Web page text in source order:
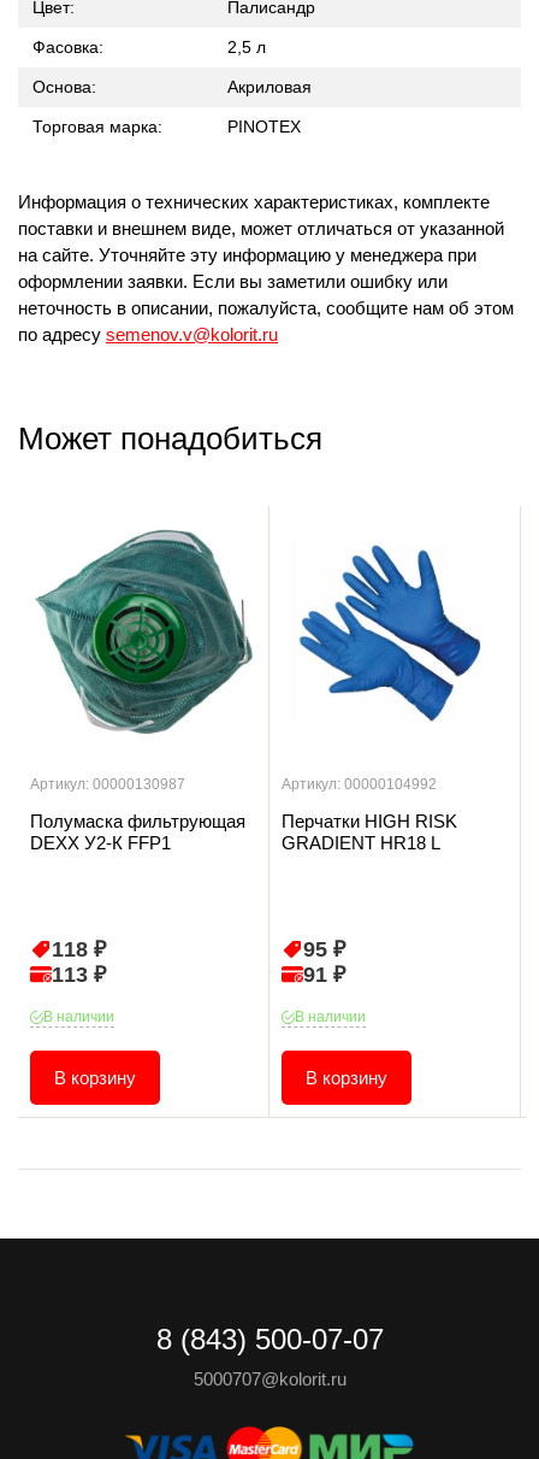
Цвет: Палисандр
Фасовка: 2,5 л
Основа: Акриловая
Торговая марка: PINOTEX
Информация о технических характеристиках, комплекте
поставки и внешнем виде, может отличаться от указанной
на сайте. Уточняйте эту информацию у менеджера при
оформлении заявки. Если вы заметили ошибку или
неточность в описании, пожалуйста, сообщите нам об этом
по адресу semenov.v@kolorit.ru
Может понадобиться
Артикул: 00000130987
Полумаска фильтрующая
DEXX У2-К FFP1
118 ₽
113 ₽
В наличии
В корзину
Артикул: 00000104992
Перчатки HIGH RISK
GRADIENT HR18 L
95 ₽
91 ₽
В наличии
В корзину
8 (843) 500-07-07
5000707@kolorit.ru